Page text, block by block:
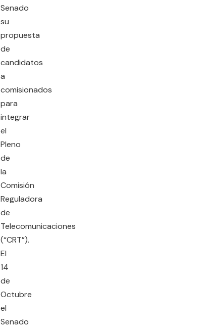
Senado
su
propuesta
de
candidatos
a
comisionados
para
integrar
el
Pleno
de
la
Comisión
Reguladora
de
Telecomunicaciones
(“CRT”).
El
14
de
Octubre
el
Senado